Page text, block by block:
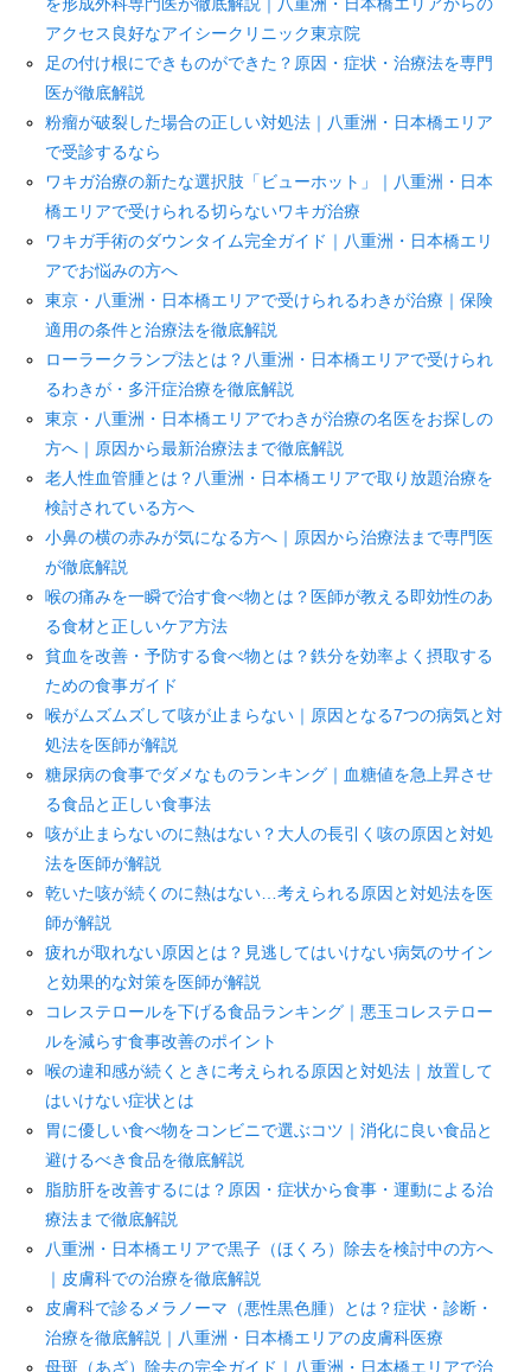
アクセス良好なアイシークリニック東京院
足の付け根にできものができた？原因・症状・治療法を専門
医が徹底解説
粉瘤が破裂した場合の正しい対処法｜八重洲・日本橋エリア
で受診するなら
ワキガ治療の新たな選択肢「ビューホット」｜八重洲・日本
橋エリアで受けられる切らないワキガ治療
ワキガ手術のダウンタイム完全ガイド｜八重洲・日本橋エリ
アでお悩みの方へ
東京・八重洲・日本橋エリアで受けられるわきが治療｜保険
適用の条件と治療法を徹底解説
ローラークランプ法とは？八重洲・日本橋エリアで受けられ
るわきが・多汗症治療を徹底解説
東京・八重洲・日本橋エリアでわきが治療の名医をお探しの
方へ｜原因から最新治療法まで徹底解説
老人性血管腫とは？八重洲・日本橋エリアで取り放題治療を
検討されている方へ
小鼻の横の赤みが気になる方へ｜原因から治療法まで専門医
が徹底解説
喉の痛みを一瞬で治す食べ物とは？医師が教える即効性のあ
る食材と正しいケア方法
貧血を改善・予防する食べ物とは？鉄分を効率よく摂取する
ための食事ガイド
喉がムズムズして咳が止まらない｜原因となる7つの病気と対
処法を医師が解説
糖尿病の食事でダメなものランキング｜血糖値を急上昇させ
る食品と正しい食事法
咳が止まらないのに熱はない？大人の長引く咳の原因と対処
法を医師が解説
乾いた咳が続くのに熱はない…考えられる原因と対処法を医
師が解説
疲れが取れない原因とは？見逃してはいけない病気のサイン
と効果的な対策を医師が解説
コレステロールを下げる食品ランキング｜悪玉コレステロー
ルを減らす食事改善のポイント
喉の違和感が続くときに考えられる原因と対処法｜放置して
はいけない症状とは
胃に優しい食べ物をコンビニで選ぶコツ｜消化に良い食品と
避けるべき食品を徹底解説
脂肪肝を改善するには？原因・症状から食事・運動による治
療法まで徹底解説
八重洲・日本橋エリアで黒子（ほくろ）除去を検討中の方へ
｜皮膚科での治療を徹底解説
皮膚科で診るメラノーマ（悪性黒色腫）とは？症状・診断・
治療を徹底解説｜八重洲・日本橋エリアの皮膚科医療
母斑（あざ）除去の完全ガイド｜八重洲・日本橋エリアで治